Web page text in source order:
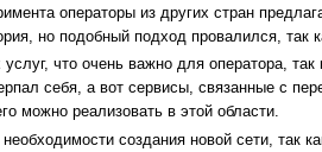
операторы из других стран
но подобный подход провалился, так
что очень важно для оператора,
себя, а вот сервисы, связанные с
можно реализовать в этой области.
необходимости создания новой сети,